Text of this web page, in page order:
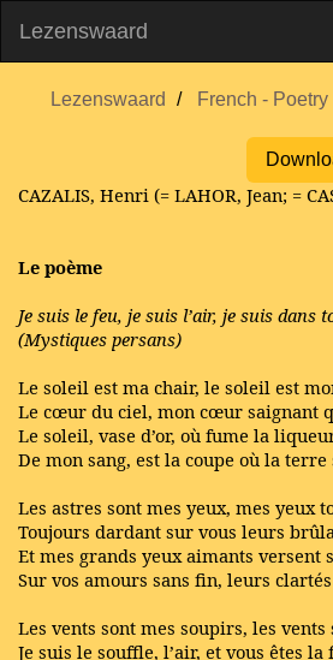
Lezenswaard
Lezenswaard French - Poetry
CAZALIS, Henri (= LAHOR, Jean; =
Le poème
Je suis le feu, je suis l’air, je suis dans
(Mystiques persans)
Le soleil est ma chair, le soleil est
Le cœur du ciel, mon cœur saignant
Le soleil, vase d’or, où fume la
De mon sang, est la coupe où la terre
Les astres sont mes yeux, mes yeux
Toujours dardant sur vous leurs
Et mes grands yeux aimants versent
Sur vos amours sans fin, leurs
Les vents sont mes soupirs, les vents
Je suis le souffle, l’air, et vous êtes la